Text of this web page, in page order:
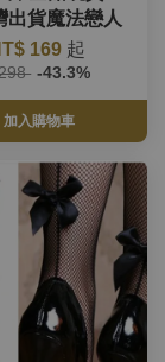
出貨魔法戀人
169 起
-43.3%
加入購物車